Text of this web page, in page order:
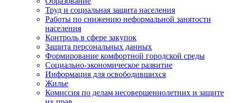
Труд и социальная защита населения
Работы по снижению неформальной занятости
населения
Контроль в сфере закупок
Защита персональных данных
Формирование комфортной городской среды
Социально-экономическое развитие
Информация для освободившихся
Жилье
Комиссия по делам несовершеннолетних и защите